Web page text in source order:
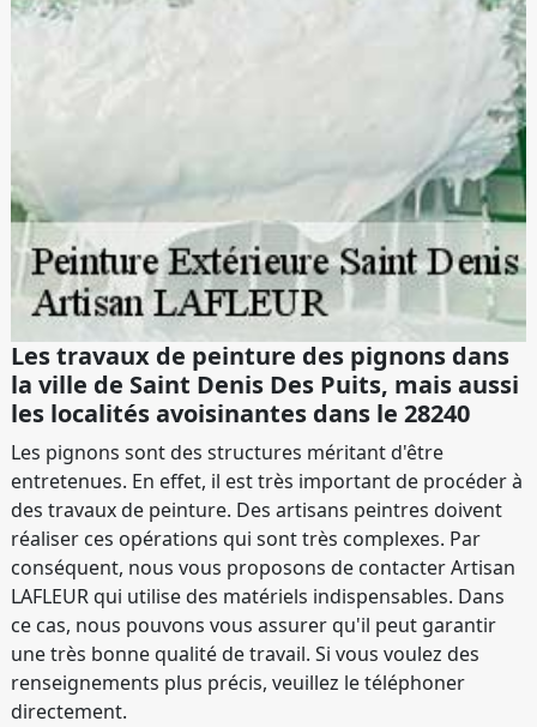
Les travaux de peinture des pignons dans
la ville de Saint Denis Des Puits, mais aussi
les localités avoisinantes dans le 28240
Les pignons sont des structures méritant d'être
entretenues. En effet, il est très important de procéder à
des travaux de peinture. Des artisans peintres doivent
réaliser ces opérations qui sont très complexes. Par
conséquent, nous vous proposons de contacter Artisan
LAFLEUR qui utilise des matériels indispensables. Dans
ce cas, nous pouvons vous assurer qu'il peut garantir
une très bonne qualité de travail. Si vous voulez des
renseignements plus précis, veuillez le téléphoner
directement.